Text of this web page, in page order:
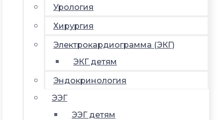
Урология
Хирургия
Электрокардиограмма (ЭКГ)
ЭКГ детям
Эндокринология
ЭЭГ
ЭЭГ детям